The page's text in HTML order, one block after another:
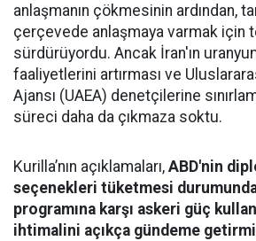
anlaşmanın çökmesinin ardından,
çerçevede anlaşmaya varmak için
sürdürüyordu. Ancak İran'ın
faaliyetlerini artırması ve
Ajansı (UAEA) denetçilerine
süreci daha da çıkmaza soktu.
Kurilla’nın açıklamaları, ABD'nin
seçenekleri tüketmesi durumunda
programına karşı askeri güç
ihtimalini açıkça gündeme